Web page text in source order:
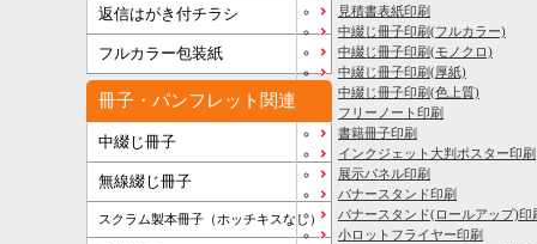
返信はがき付チラシ
フルカラー包装紙
冊子・パンフレット関連
中綴じ冊子
無線綴じ冊子
スクラム製本冊子（ホッチキスなし）
見積書表紙印刷
中綴じ冊子印刷(フルカラー)
中綴じ冊子印刷(モノクロ)
中綴じ冊子印刷(厚紙)
中綴じ冊子印刷(色上質)
フリーノート印刷
書籍冊子印刷
インクジェット大判ポスター印刷
展示パネル印刷
バナースタンド印刷
バナースタンド(ロールアップ)印
小ロットフライヤー印刷